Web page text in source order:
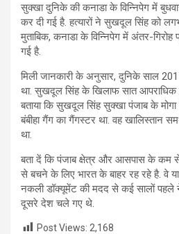
सुक्खा दुनिके की कनाडा के विन्निपेग में
कर दी गई है. हत्‍यारों ने सुखदूल सिंह को
मुताबिक, कनाडा के विन्निपेग में अंतर-गिरोह
गई है.
मिली जानकारी के अनुसार, दुनिके साल
था. सुखदूल सिंह के खिलाफ सात आपराधिक
बताया कि सुखदूल सिंह सुक्खा पंजाब के
बंबीहा गैंग का गैंगस्‍टर था. वह खालिस्तान
था.
बता दें कि पंजाब क्षेत्र और आसपास के कम
से बचने के लिए भारत के बाहर रह रहे है. वे या
नकली डॉक्‍यूमेंट की मदद से कई सालों पहले
दूसरे देश चले गए थे.
Post Views: 2,168